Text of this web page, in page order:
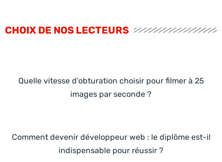
CHOIX DE NOS LECTEURS
Quelle vitesse d’obturation choisir pour filmer à 25
images par seconde ?
Comment devenir développeur web : le diplôme est-il
indispensable pour réussir ?